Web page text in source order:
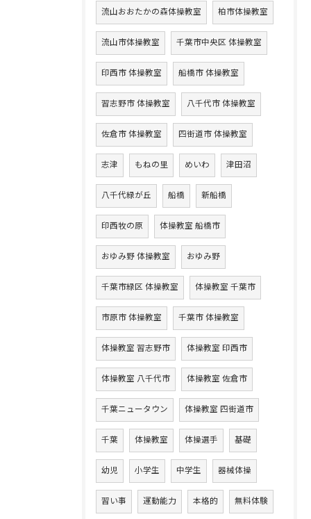
流山おおたかの森体操教室 柏市体操教室
流山市体操教室 千葉市中央区 体操教室
印西市 体操教室 船橋市 体操教室
習志野市 体操教室 八千代市 体操教室
佐倉市 体操教室 四街道市 体操教室
志津 もねの里 めいわ 津田沼
八千代緑が丘 船橋 新船橋
印西牧の原 体操教室 船橋市
おゆみ野 体操教室 おゆみ野
千葉市緑区 体操教室 体操教室 千葉市
市原市 体操教室 千葉市 体操教室
体操教室 習志野市 体操教室 印西市
体操教室 八千代市 体操教室 佐倉市
千葉ニュータウン 体操教室 四街道市
千葉 体操教室 体操選手 基礎
幼児 小学生 中学生 器械体操
習い事 運動能力 本格的 無料体験